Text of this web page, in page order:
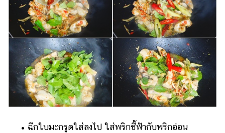
• ฉีกใบมะกรูดใส่ลงไป ใส่พริกชี้ฟ้ากับพริกอ่อน